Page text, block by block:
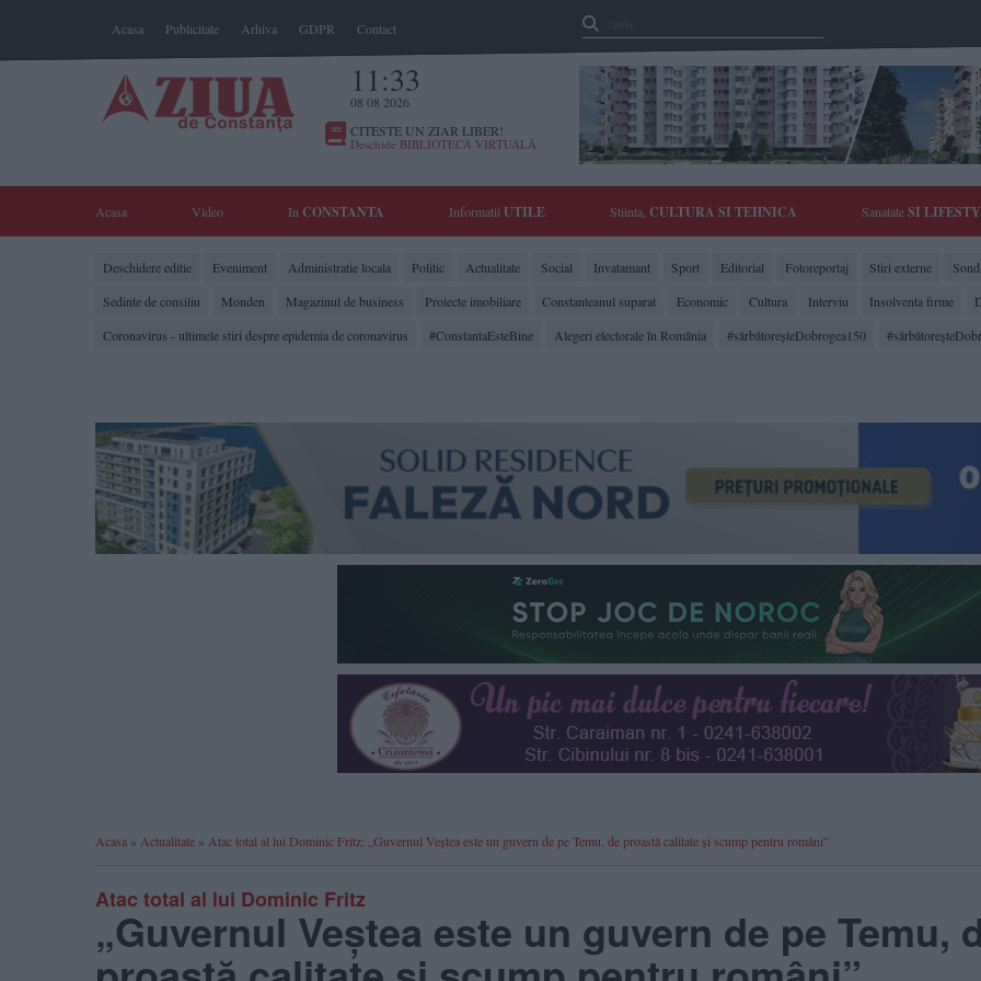
Acasa Publicitate Arhiva GDPR Contact
11:33
08 08 2026
CITESTE UN ZIAR LIBER!
Deschide BIBLIOTECA VIRTUALĂ
Acasa Video In CONSTANTA Informatii UTILE Stiinta, CULTURA SI TEHNICA SanatateSI
Deschidere editie Eveniment Administratie locala Politic Actualitate Social Invatamant Sport Editorial Fotoreportaj Stiri externe
Sedinte de consiliu
Monden Magazinul de business Proiecte imobiliare Constanteanul suparat Economic Cultura Interviu Insolventa firme
Coronavirus - ultimele stiri despre epidemia de coronavirus
#ConstantaEsteBine Alegeri electorale în România #sărbătoreşteDobrogea150
Acasa » Actualitate » Atac total al lui Dominic Fritz: „Guvernul Veștea este un guvern de pe Temu, de proastă calitate și scump pentru români”
Atac total al lui Dominic Fritz
„Guvernul Veștea este un guvern de pe Temu,